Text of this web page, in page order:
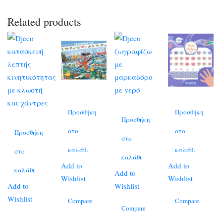
Related products
Προσθήκη
στο
καλάθι
Add to
Wishlist
Προσθήκη
στο
καλάθι
Add to
Wishlist
Compare
Προσθήκη
στο
καλάθι
Add to
Wishlist
Compare
Προσθήκη
στο
καλάθι
Add to
Wishlist
Compare